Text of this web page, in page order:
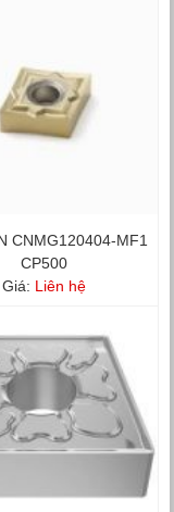
CNMG120404-MF1
CP500
Giá: Liên hệ